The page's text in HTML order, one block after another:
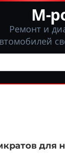
M-
Ремонт и
для